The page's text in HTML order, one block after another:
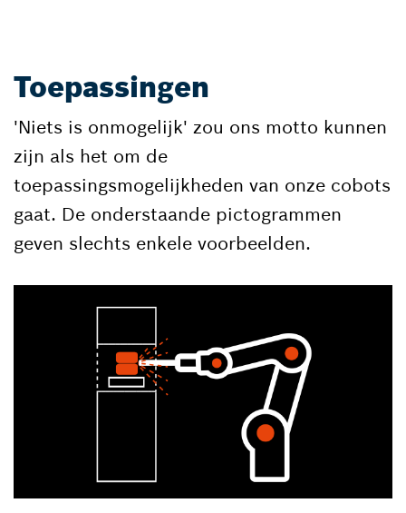
Toepassingen
'Niets is onmogelijk' zou ons motto kunnen
zijn als het om de
toepassingsmogelijkheden van onze cobots
gaat. De onderstaande pictogrammen
geven slechts enkele voorbeelden.